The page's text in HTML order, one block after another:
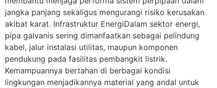
jangka panjang sekaligus mengurangi risiko kerusakan
akibat karat. Infrastruktur EnergiDalam sektor energi,
pipa galvanis sering dimanfaatkan sebagai pelindung
kabel, jalur instalasi utilitas, maupun komponen
pendukung pada fasilitas pembangkit listrik.
Kemampuannya bertahan di berbagai kondisi
lingkungan menjadikannya material yang andal untuk